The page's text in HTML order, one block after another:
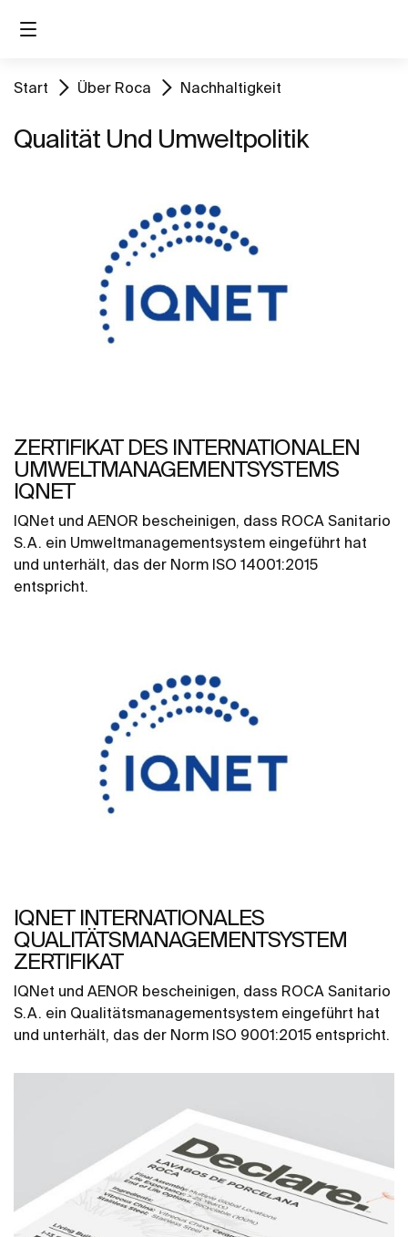
Start Über Roca Nachhaltigkeit
Qualität Und Umweltpolitik
ZERTIFIKAT DES INTERNATIONALEN
UMWELTMANAGEMENTSYSTEMS
IQNET
IQNet und AENOR bescheinigen, dass ROCA Sanitario
S.A. ein Umweltmanagementsystem eingeführt hat
und unterhält, das der Norm ISO 14001:2015
entspricht.
IQNET INTERNATIONALES
QUALITÄTSMANAGEMENTSYSTEM
ZERTIFIKAT
IQNet und AENOR bescheinigen, dass ROCA Sanitario
S.A. ein Qualitätsmanagementsystem eingeführt hat
und unterhält, das der Norm ISO 9001:2015 entspricht.